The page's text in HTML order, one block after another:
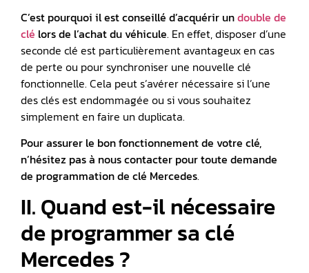
C’est pourquoi il est conseillé d’acquérir undouble de
clé lors de l’achat du véhicule. En effet, disposer d’une
seconde clé est particulièrement avantageux en cas
de perte ou pour synchroniser une nouvelle clé
fonctionnelle. Cela peut s’avérer nécessaire si l’une
des clés est endommagée ou si vous souhaitez
simplement en faire un duplicata.
Pour assurer le bon fonctionnement de votre clé,
n’hésitez pas à nous contacter pour toute demande
de programmation de clé Mercedes.
II. Quand est-il nécessaire
de programmer sa clé
Mercedes ?